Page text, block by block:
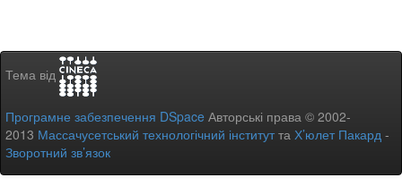
Тема від
Програмне забезпечення DSpace Авторські права © 2002-
2013 Массачусетський технологічний інститутта Х’юлет Пакард -
Зворотний зв’язок